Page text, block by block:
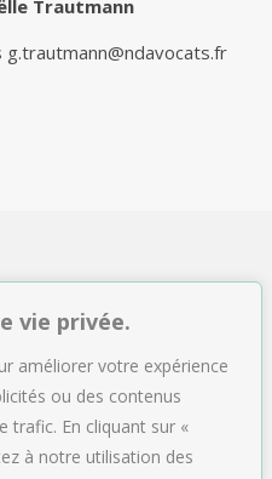
vie privée.
améliorer votre expérience
ou des contenus
trafic. En cliquant sur «
à notre utilisation des
Trautmann
g.trautmann@ndavocats.fr
Associés
: 01.47.04.09.43
accueil@ndavocats.fr